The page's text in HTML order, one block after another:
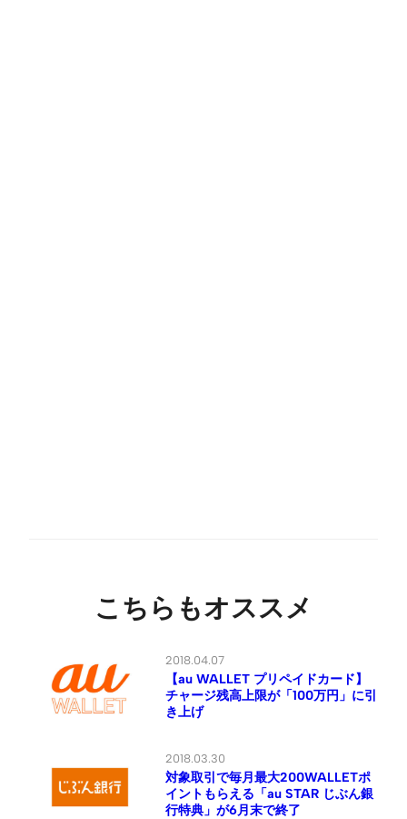
こちらもオススメ
2018.04.07
【au WALLET プリペイドカード】
チャージ残高上限が「100万円」に引
き上げ
2018.03.30
対象取引で毎月最大200WALLETポ
イントもらえる「au STAR じぶん銀
行特典」が6月末で終了